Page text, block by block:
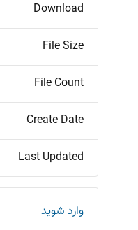
Download
File Size
File Count
Create Date
Last Updated
وارد شوید